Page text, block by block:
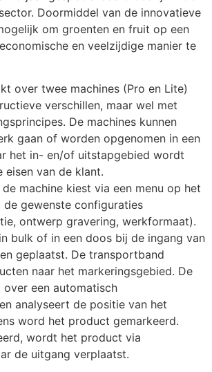
Doormiddel van de innovatieve
om groenten en fruit op een
en veelzijdige manier te
over twee machines (Pro en Lite)
verschillen, maar wel met
De machines kunnen
gaan of worden opgenomen in een
het in- en/of uitstapgebied wordt
eisen van de klant.
machine kiest via een menu op het
de gewenste configuraties
ontwerp gravering, werkformaat).
bulk of in een doos bij de ingang van
geplaatst. De transportband
naar het markeringsgebied. De
over een automatisch
analyseert de positie van het
word het product gemarkeerd.
wordt het product via
de uitgang verplaatst.